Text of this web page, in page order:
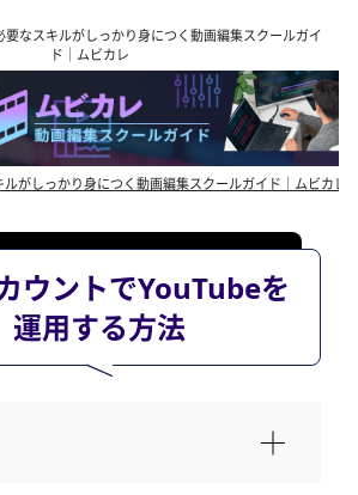
要なスキルがしっかり身につく動画編集スクールガイ
ド｜ムビカレ
ルがしっかり身につく動画編集スクールガイド｜ムビカレ
ウントでYouTubeを
運用する方法